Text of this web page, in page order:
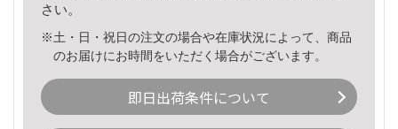
さい。
※土・日・祝日の注文の場合や在庫状況によって、商品
のお届けにお時間をいただく場合がございます。
即日出荷条件について